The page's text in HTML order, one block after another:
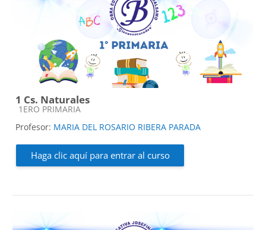
1 Cs. Naturales
Categoría de cursos
1ERO PRIMARIA
Profesor: MARIA DEL ROSARIO RIBERA PARADA
Haga clic aquí para entrar al curso